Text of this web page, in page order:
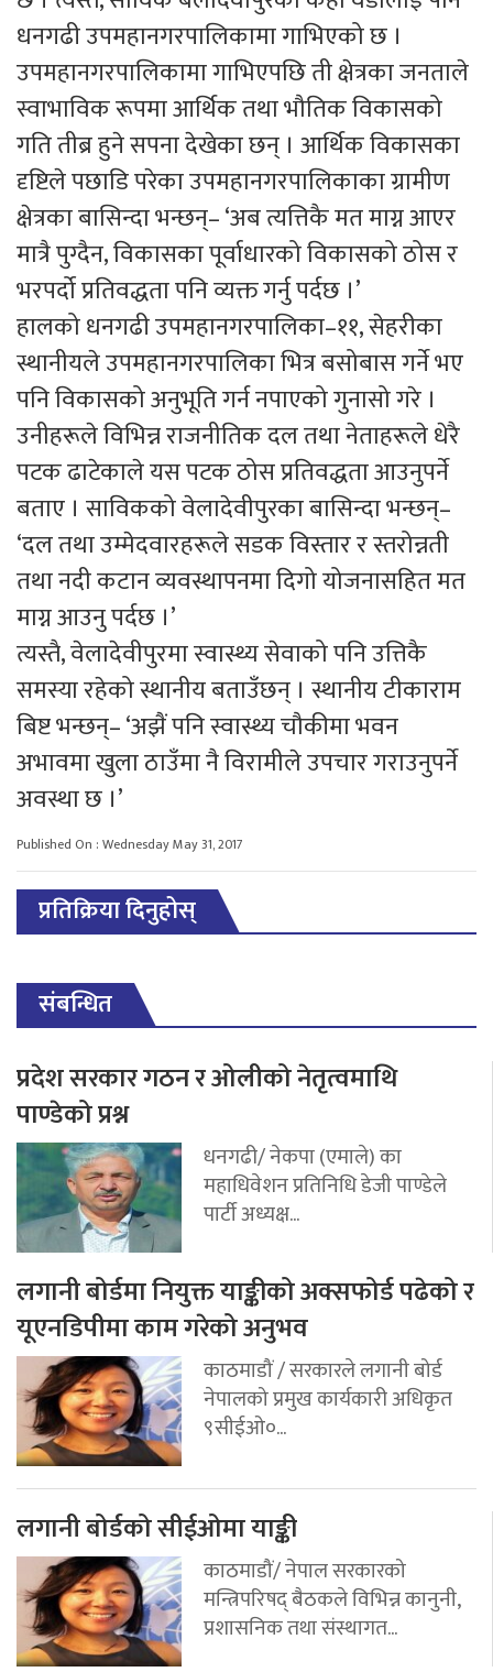
धनगढी उपमहानगरपालिकामा गाभिएको छ ।
उपमहानगरपालिकामा गाभिएपछि ती क्षेत्रका जनताले
स्वाभाविक रूपमा आर्थिक तथा भौतिक विकासको
गति तीब्र हुने सपना देखेका छन् । आर्थिक विकासका
दृष्टिले पछाडि परेका उपमहानगरपालिकाका ग्रामीण
क्षेत्रका बासिन्दा भन्छन्– ‘अब त्यत्तिकै मत माग्न आएर
मात्रै पुग्दैन, विकासका पूर्वाधारको विकासको ठोस र
भरपर्दो प्रतिवद्धता पनि व्यक्त गर्नु पर्दछ ।’
हालको धनगढी उपमहानगरपालिका–११, सेहरीका
स्थानीयले उपमहानगरपालिका भित्र बसोबास गर्ने भए
पनि विकासको अनुभूति गर्न नपाएको गुनासो गरे ।
उनीहरूले विभिन्न राजनीतिक दल तथा नेताहरूले धेरै
पटक ढाटेकाले यस पटक ठोस प्रतिवद्धता आउनुपर्ने
बताए । साविकको वेलादेवीपुरका बासिन्दा भन्छन्–
‘दल तथा उम्मेदवारहरूले सडक विस्तार र स्तरोन्नती
तथा नदी कटान व्यवस्थापनमा दिगो योजनासहित मत
माग्न आउनु पर्दछ ।’
त्यस्तै, वेलादेवीपुरमा स्वास्थ्य सेवाको पनि उत्तिकै
समस्या रहेको स्थानीय बताउँछन् । स्थानीय टीकाराम
बिष्ट भन्छन्– ‘अझैं पनि स्वास्थ्य चौकीमा भवन
अभावमा खुला ठाउँमा नै विरामीले उपचार गराउनुपर्ने
अवस्था छ ।’
Published On : Wednesday May 31, 2017
प्रतिक्रिया दिनुहोस्
संबन्धित
प्रदेश सरकार गठन र ओलीको नेतृत्वमाथि
पाण्डेको प्रश्न
धनगढी/ नेकपा (एमाले) का
महाधिवेशन प्रतिनिधि डेजी पाण्डेले
पार्टी अध्यक्ष...
लगानी बोर्डमा नियुक्त याङ्कीको अक्सफोर्ड पढेको र
यूएनडिपीमा काम गरेको अनुभव
काठमाडौं / सरकारले लगानी बोर्ड
नेपालको प्रमुख कार्यकारी अधिकृत
९सीईओ०...
लगानी बोर्डको सीईओमा याङ्की
काठमाडौं/ नेपाल सरकारको
मन्त्रिपरिषद् बैठकले विभिन्न कानुनी,
प्रशासनिक तथा संस्थागत...